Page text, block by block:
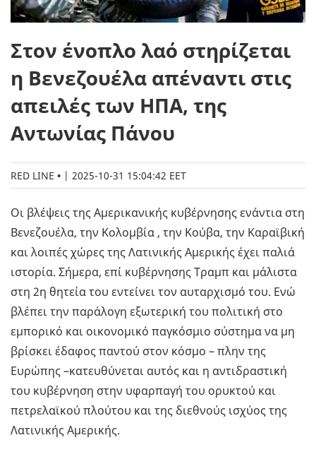
Στον ένοπλο λαό στηρίζεται
η Βενεζουέλα απέναντι στις
απειλές των ΗΠΑ, της
Αντωνίας Πάνου
RED LINE | 2025-10-31 15:04:42 EET
Οι βλέψεις της Αμερικανικής κυβέρνησης ενάντια στη
Βενεζουέλα, την Κολομβία , την Κούβα, την Καραϊβική
και λοιπές χώρες της Λατινικής Αμερικής έχει παλιά
ιστορία. Σήμερα, επί κυβέρνησης Τραμπ και μάλιστα
στη 2η θητεία του εντείνει τον αυταρχισμό του. Ενώ
βλέπει την παράλογη εξωτερική του πολιτική στο
εμπορικό και οικονομικό παγκόσμιο σύστημα να μη
βρίσκει έδαφος παντού στον κόσμο – πλην της
Ευρώπης –κατευθύνεται αυτός και η αντιδραστική
του κυβέρνηση στην υφαρπαγή του ορυκτού και
πετρελαϊκού πλούτου και της διεθνούς ισχύος της
Λατινικής Αμερικής.